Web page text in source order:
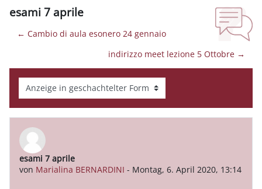
esami 7 aprile
← Cambio di aula esonero 24 gennaio
indirizzo meet lezione 5 Ottobre →
Anzeigemodus
esami 7 aprile
von Marialina BERNARDINI - Montag, 6. April 2020, 13:14
Anzahl Antworten: 0